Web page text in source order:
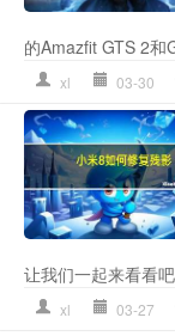
的Amazfit GTS 2和
xl 03-30
让我们一起来看看
xl 03-27